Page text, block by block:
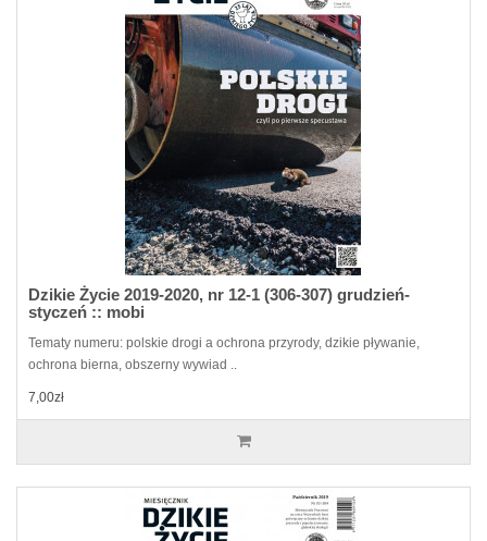
Dzikie Życie 2019-2020, nr 12-1 (306-307) grudzień-
styczeń :: mobi
Tematy numeru: polskie drogi a ochrona przyrody, dzikie pływanie,
ochrona bierna, obszerny wywiad ..
7,00zł